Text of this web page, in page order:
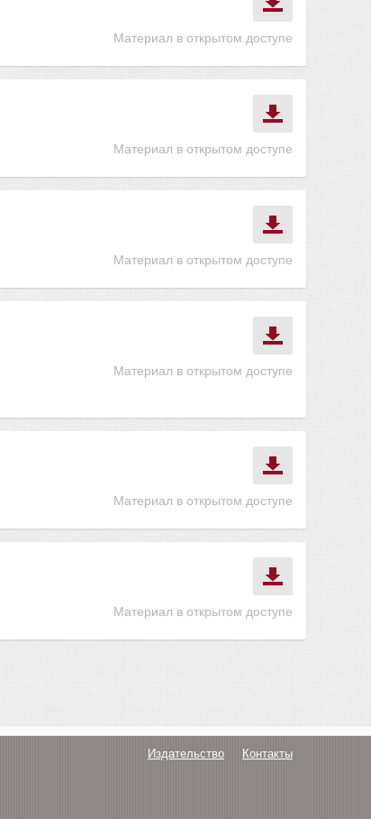
Материал в открытом доступе
Материал в открытом доступе
Материал в открытом доступе
Материал в открытом доступе
Материал в открытом доступе
Материал в открытом доступе
Издательство Контакты